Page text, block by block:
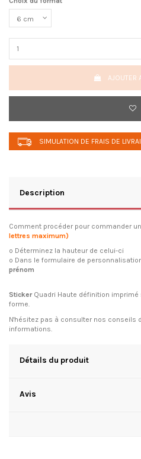
AJOUTER
SIMULATION DE FRAIS DE
Description
Comment procéder pour commander un
lettres maximum)
o Déterminez la hauteur de celui-ci
o Dans le formulaire de
prénom
StickerQuadri Haute définition
forme.
N'hésitez pas à consulter nos conseils
informations.
Détails du produit
Avis